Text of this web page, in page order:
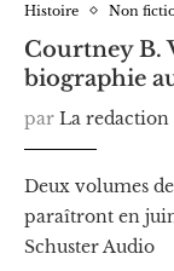
Histoire
Non
Courtney B.
biographie
par La redaction
Deux volumes
paraîtront en
Schuster Audio